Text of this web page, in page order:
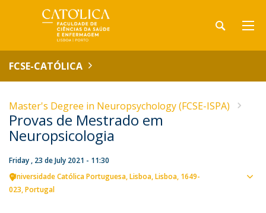
FCSE-CATÓLICA
Master's Degree in Neuropsychology (FCSE-ISPA)
Provas de Mestrado em
Neuropsicologia
Friday , 23 de July 2021 - 11:30
Universidade Católica Portuguesa Lisboa Lisboa 1649-
023 Portugal